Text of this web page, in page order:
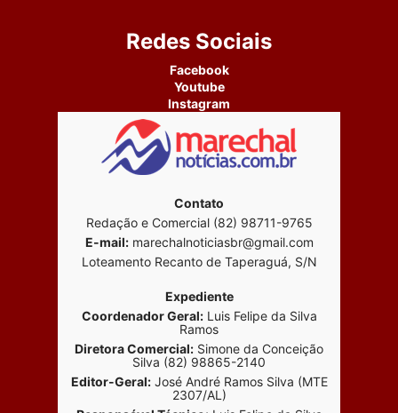
Redes Sociais
Facebook
Youtube
Instagram
Contato
Redação e Comercial (82) 98711-9765
E-mail:marechalnoticiasbr@gmail.com
Loteamento Recanto de Taperaguá, S/N
Expediente
Coordenador Geral:Luis Felipe da Silva
Ramos
Diretora Comercial: Simone da Conceição
Silva (82) 98865-2140
Editor-Geral:José André Ramos Silva (MTE
2307/AL)